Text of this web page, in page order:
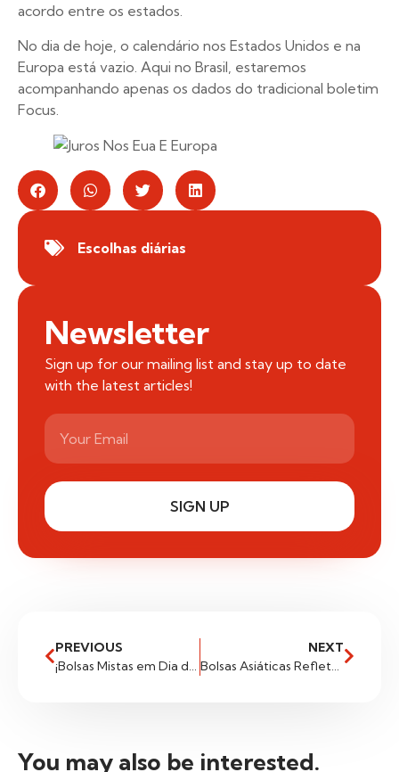
acordo entre os estados.
No dia de hoje, o calendário nos Estados Unidos e na
Europa está vazio. Aqui no Brasil, estaremos
acompanhando apenas os dados do tradicional boletim
Focus.
Escolhas diárias
Newsletter
Sign up for our mailing list and stay up to date
with the latest articles!
SIGN UP
PREVIOUS
¡Bolsas Mistas em Dia de Feriado Nos EUA!
NEXT
Bolsas Asiáticas Refletem Desaceleração Da Inflação Nos EUAE Incertezas Sobre Aumento De Juros
You may also be interested.